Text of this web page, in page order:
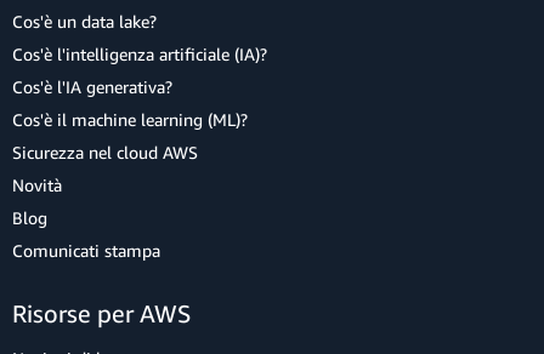
Cos'è un data lake?
Cos'è l'intelligenza artificiale (IA)?
Cos'è l'IA generativa?
Cos'è il machine learning (ML)?
Sicurezza nel cloud AWS
Novità
Blog
Comunicati stampa
Risorse per AWS